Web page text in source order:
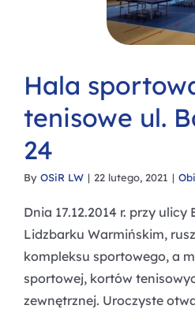
Hala
tenisowe ul.
24
By OSiR LW | 22 lutego, 2021 |
Dnia 17.12.2014 r. przy
Lidzbarku Warmińskim,
kompleksu sportowego, a
sportowej, kortów
zewnętrznej. Uroczyste